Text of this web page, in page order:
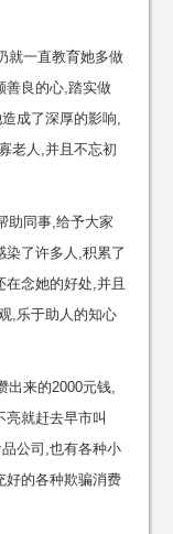
就一直教育她多做
善良的心,踏实做
成了深厚的影响,
老人,并且不忘初
助同事,给予大家
染了许多人,积累了
念她的好处,并且
,乐于助人的知心
出来的2000元钱,
就赶去早市叫
公司,也有各种小
好的各种欺骗消费